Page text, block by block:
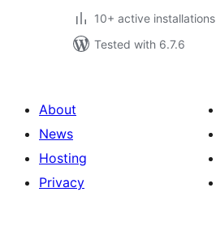
10+ active installations
Tested with 6.7.6
About
News
Hosting
Privacy